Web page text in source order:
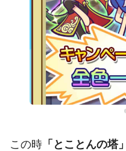
この時 「とことんの塔